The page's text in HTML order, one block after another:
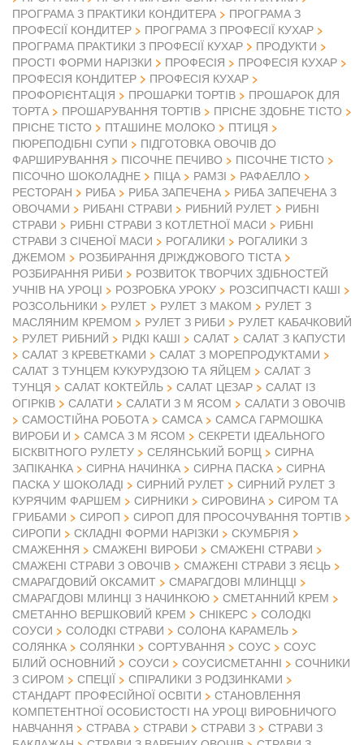
ПРОГРАМА З ПРАКТИКИ КОНДИТЕРА
ПРОГРАМА З
ПРОФЕСІЇ КОНДИТЕР
ПРОГРАМА З ПРОФЕСІЇ КУХАР
ПРОГРАМА ПРАКТИКИ З ПРОФЕСІЇ КУХАР
ПРОДУКТИ
ПРОСТІ ФОРМИ НАРІЗКИ
ПРОФЕСІЯ
ПРОФЕСІЯ КУХАР
ПРОФЕСІЯ КОНДИТЕР
ПРОФЕСІЯ КУХАР
ПРОФОРІЄНТАЦІЯ
ПРОШАРКИ ТОРТІВ
ПРОШАРОК ДЛЯ
ТОРТА
ПРОШАРУВАННЯ ТОРТІВ
ПРІСНЕ ЗДОБНЕ ТІСТО
ПРІСНЕ ТІСТО
ПТАШИНЕ МОЛОКО
ПТИЦЯ
ПЮРЕПОДІБНІ СУПИ
ПІДГОТОВКА ОВОЧІВ ДО
ФАРШИРУВАННЯ
ПІСОЧНЕ ПЕЧИВО
ПІСОЧНЕ ТІСТО
ПІСОЧНО ШОКОЛАДНЕ
ПІЦА РАМЗІ
РАФАЕЛЛО
РЕСТОРАН
РИБА РИБА ЗАПЕЧЕНА
РИБА ЗАПЕЧЕНА З
ОВОЧАМИ
РИБАНІ СТРАВИ РИБНИЙ РУЛЕТ
РИБНІ
СТРАВИ
РИБНІ СТРАВИ З КОТЛЕТНОЇ МАСИ
РИБНІ
СТРАВИ З СІЧЕНОЇ МАСИ
РОГАЛИКИ
РОГАЛИКИ З
ДЖЕМОМ
РОЗБИРАННЯ ДРІЖДЖОВОГО ТІСТА
РОЗБИРАННЯ РИБИ
РОЗВИТОК ТВОРЧИХ ЗДІБНОСТЕЙ
УЧНІВ НА УРОЦІ
РОЗРОБКА УРОКУ
РОЗСИПЧАСТІ КАШІ
РОЗСОЛЬНИКИ
РУЛЕТ РУЛЕТ З МАКОМ
РУЛЕТ З
МАСЛЯНИМ КРЕМОМ
РУЛЕТ З РИБИ
РУЛЕТ КАБАЧКОВИЙ
РУЛЕТ РИБНИЙ
РІДКІ КАШІ САЛАТ
САЛАТ З КАПУСТИ
САЛАТ З КРЕВЕТКАМИ
САЛАТ З МОРЕПРОДУКТАМИ
САЛАТ З ТУНЦЕМ КУКУРУДЗОЮ ТА ЯЙЦЕМ
САЛАТ З
ТУНЦЯ
САЛАТ КОКТЕЙЛЬ САЛАТ ЦЕЗАР
САЛАТ ІЗ
ОГІРКІВ
САЛАТИ САЛАТИ З М ЯСОМ
САЛАТИ З ОВОЧІВ
САМОСТІЙНА РОБОТА
САМСА
САМСА ГАРМОШКА
ВИРОБИ И
САМСА З М ЯСОМ
СЕКРЕТИ ІДЕАЛЬНОГО
БІСКВІТНОГО РУЛЕТУ
СЕЛЯНСЬКИЙ БОРЩ
СИРНА
ЗАПІКАНКА
СИРНА НАЧИНКА СИРНА ПАСКА
СИРНА
ПАСКА У ШОКОЛАДІ
СИРНИЙ РУЛЕТ
СИРНИЙ РУЛЕТ З
КУРЯЧИМ ФАРШЕМ
СИРНИКИ СИРОВИНА
СИРОМ ТА
ГРИБАМИ
СИРОП
СИРОП ДЛЯ ПРОСОЧУВАННЯ ТОРТІВ
СИРОПИ
СКЛАДНІ ФОРМИ НАРІЗКИ
СКУМБРІЯ
СМАЖЕННЯ
СМАЖЕНІ ВИРОБИ
СМАЖЕНІ СТРАВИ
СМАЖЕНІ СТРАВИ З ОВОЧІВ
СМАЖЕНІ СТРАВИ З ЯЄЦЬ
СМАРАГДОВИЙ ОКСАМИТ
СМАРАГДОВІ МЛИНЦЦІ
СМАРАГДОВІ МЛИНЦІ З НАЧИНКОЮ
СМЕТАННИЙ КРЕМ
СМЕТАННО ВЕРШКОВИЙ КРЕМ
СНІКЕРС
СОЛОДКІ
СОУСИ
СОЛОДКІ СТРАВИ
СОЛОНА КАРАМЕЛЬ
СОЛЯНКА
СОЛЯНКИ СОРТУВАННЯ СОУС
СОУС
БІЛИЙ ОСНОВНИЙ
СОУСИ СОУСИСМЕТАННІ
СОЧНИКИ
З СИРОМ
СПЕЦІЇ
СПІРАЛИКИ З РОДЗИНКАМИ
СТАНДАРТ ПРОФЕСІЙНОЇ ОСВІТИ
СТАНОВЛЕННЯ
КОМПЕТЕНТНОЇ ОСОБИСТОСТІ НА УРОЦІ ВИРОБНИЧОГО
НАВЧАННЯ
СТРАВА СТРАВИ СТРАВИ З
СТРАВИ З